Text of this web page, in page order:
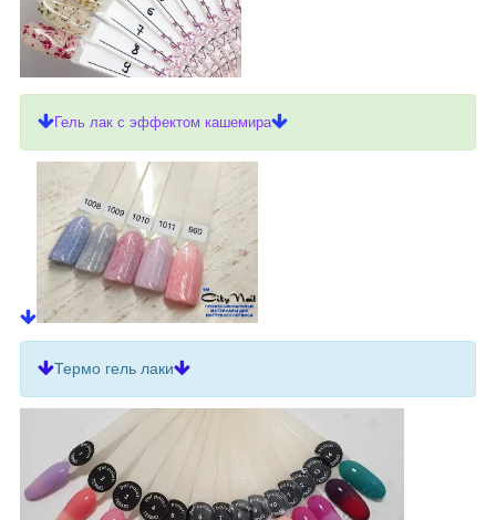
Гель лак с эффектом кашемира
Термо гель лаки